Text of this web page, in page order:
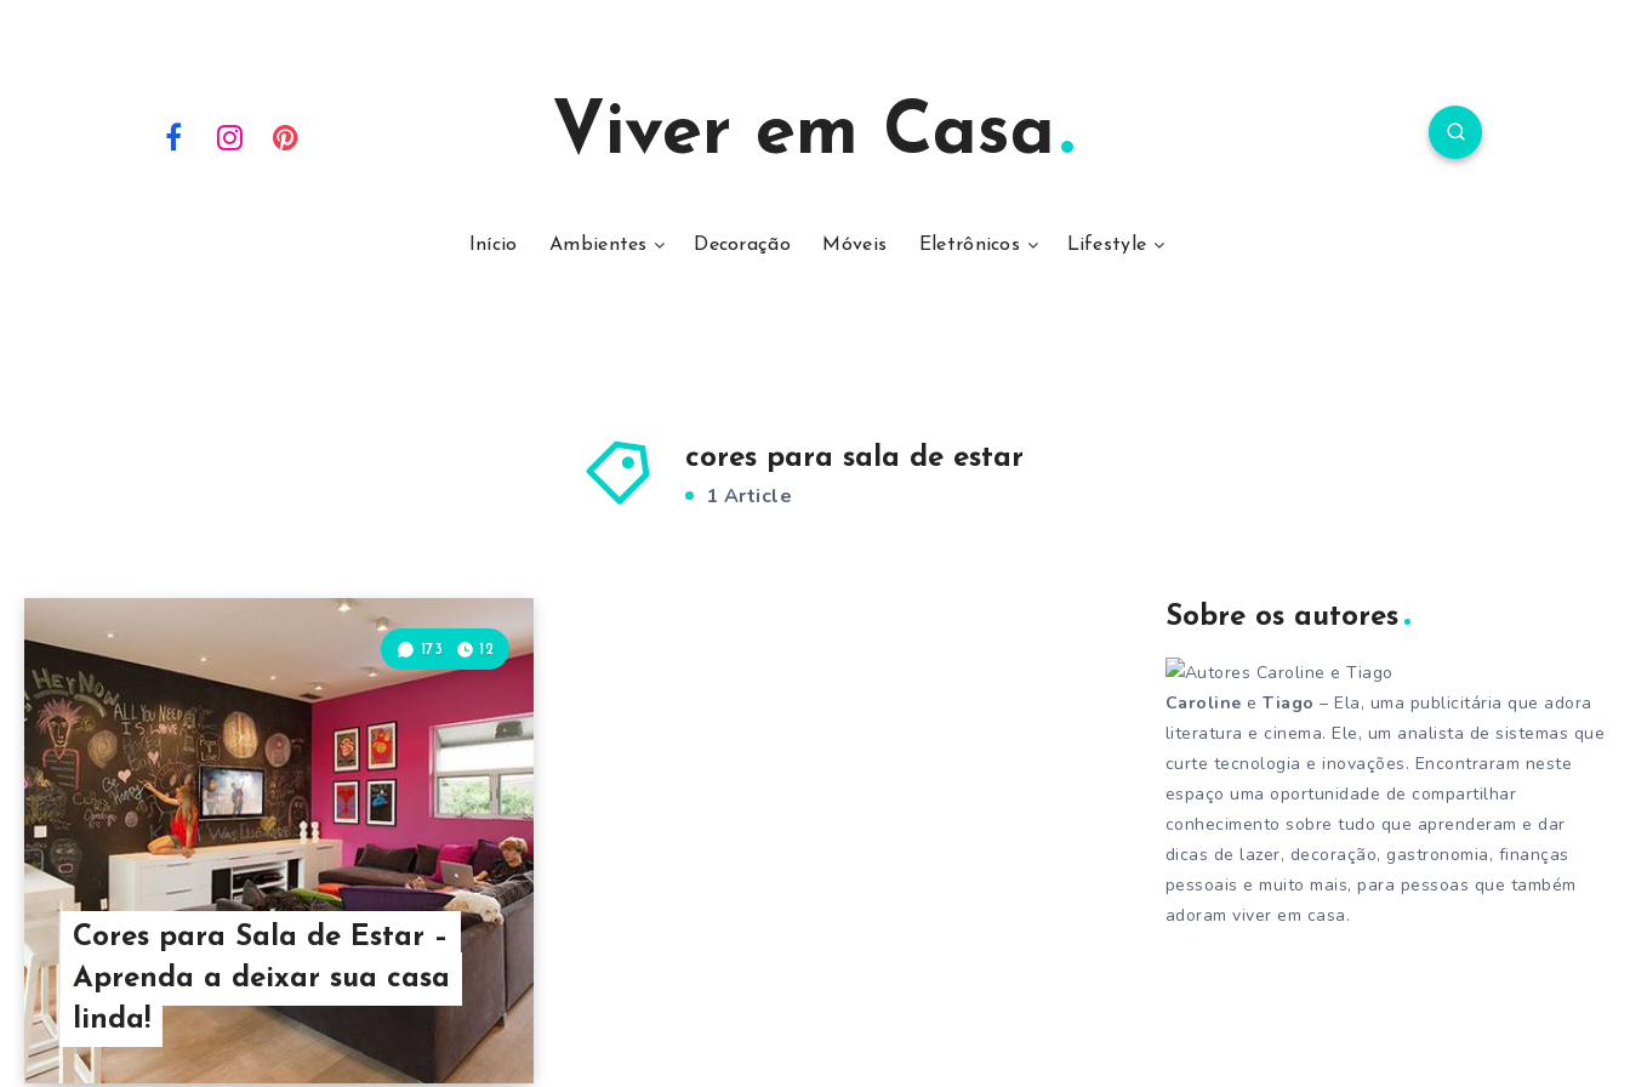
Viver em Casa
Início Ambientes Decoração Móveis Eletrônicos Lifestyle
cores para sala de estar
1 Article
Cores para Sala de Estar –
Aprenda a deixar sua casa
linda!
173 12
Sobre os autores
Caroline eTiago – Ela, uma publicitária que adora
literatura e cinema. Ele, um analista de sistemas que
curte tecnologia e inovações. Encontraram neste
espaço uma oportunidade de compartilhar
conhecimento sobre tudo que aprenderam e dar
dicas de lazer, decoração, gastronomia, finanças
pessoais e muito mais, para pessoas que também
adoram viver em casa.